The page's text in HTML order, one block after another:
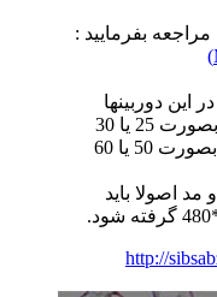
بفرمایید :
حجم فیلم های 1920 و 1280 در این دوربینها
تقریبا یکی است . زیرا 1920 بصورت 25 یا 30
فریم بر ثانیه میگیرد و 1280 بصورت 50 یا 60
مد اصولا باید
http://